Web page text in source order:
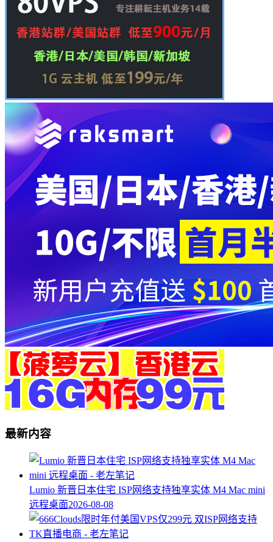
最新内容
Lumio 新晋日本住宅 ISP网络支持独享实体 M4 Mac mini
远程桌面2026-08-08